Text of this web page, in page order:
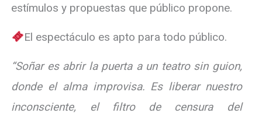
estímulos y propuestas que público propone.
El espectáculo es apto para todo público.
“Soñar es abrir la puerta a un teatro sin guion,
donde el alma improvisa. Es liberar nuestro
inconsciente, el filtro de censura del